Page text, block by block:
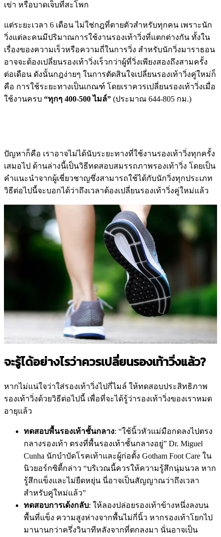
เข่า หรือบาดเจ็บที่สะโพก
แต่ระยะเวลา 6 เดือน ไม่ใช่กฎที่ตายตัวสำหรับทุกคน เพราะนัก
วิ่งแต่ละคนมีปริมาณการใช้งานรองเท้าวิ่งที่แตกต่างกัน ทั้งใน
เรื่องของความเร็วหรือความถี่ในการวิ่ง สำหรับนักวิ่งมาราธอน
อาจจะต้องเปลี่ยนรองเท้าวิ่งเร็วกว่าผู้ที่วิ่งเพียงสองถึงสามครั้ง
ต่อเดือน ดังนั้นกฎง่ายๆ ในการตัดสินใจเปลี่ยนรองเท้าวิ่งคู่ใหม่ก็
คือ การใช้ระยะทางเป็นเกณฑ์ โดยเราควรเปลี่ยนรองเท้าวิ่งเมื่อ
ใช้งานครบ “ทุกๆ 400-500 ไมล์” (ประมาณ 644-805 กม.)
ปัญหาก็คือ เราอาจไม่ได้นับระยะทางที่ใช้งานรองเท้าวิ่งทุกครั้ง
เสมอไป ด้านล่างนี้เป็นวิธีทดสอบสมรรถภาพรองเท้าวิ่ง โดยเป็น
คำแนะนำจากผู้เชี่ยวชาญซึ่งสามารถใช้ได้กับนักวิ่งทุกประเภท
วิธีต่อไปนี้จะบอกได้ว่าถึงเวลาต้องเปลี่ยนรองเท้าวิ่งคู่ใหม่แล้ว
จะรู้ได้อย่างไรว่าควรเปลี่ยนรองเท้าวิ่งแล้ว?
หากไม่แน่ใจว่าใส่รองเท้าวิ่งไปกี่ไมล์ ให้ทดสอบประสิทธิภาพ
รองเท้าวิ่งด้วยวิธีต่อไปนี้ เพื่อที่จะได้รู้ว่ารองเท้าวิ่งของเราหมด
อายุแล้ว
ทดสอบพื้นรองเท้าชั้นกลาง: “ใช้นิ้วหัวแม่มือกดลงไปตรง
กลางรองเท้า ตรงที่พื้นรองเท้าชั้นกลางอยู่” Dr. Miguel
Cunha นักบำบัดโรคเท้าและผู้ก่อตั้ง Gotham Foot Care ใน
นิวยอร์กซิตี้กล่าว “บริเวณนี้ควรให้ความรู้สึกนุ่มนวล หาก
รู้สึกแข็งและไม่ยืดหยุ่น นี่อาจเป็นสัญญาณว่าถึงเวลา
สำหรับคู่ใหม่แล้ว”
ทดสอบการเด้งกลับ: ให้ลองปล่อยรองเท้าข้างหนึ่งลงบน
พื้นที่แข็ง ความสูงห่างจากพื้นไม่กี่นิ้ว หากรองเท้าโยกไป
มานานกว่าครึ่งวินาทีหลังจากที่ตกลงมา นั่นอาจเป็น